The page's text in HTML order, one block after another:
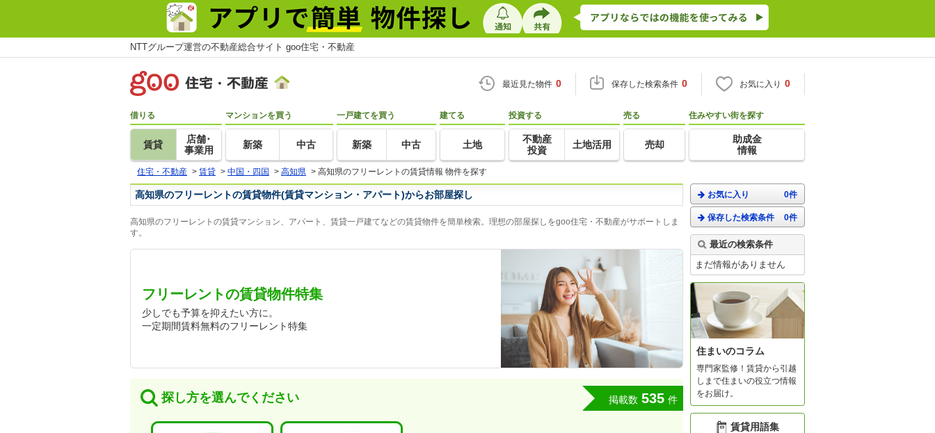
NTTグループ運営の不動産総合サイト goo住宅・不動産
最近見た物件 0 保存した検索条件 0 お気に入り 0
借りる
賃貸
店舗･
事業用
マンションを買う
新築 中古
一戸建てを買う
新築 中古
建てる
土地
投資する
不動産
投資
土地活用
売る
売却
住みやすい街を探す
助成金
情報
住宅・不動産 > 賃貸 > 中国・四国 > 高知県 > 高知県のフリーレントの賃貸情報 物件を探す
高知県のフリーレントの賃貸物件(賃貸マンション・アパート)からお部屋探し
高知県のフリーレントの賃貸マンション、アパート、賃貸一戸建てなどの賃貸物件を簡単検索。理想の部屋探しをgoo住宅・不動産がサポートしま
す。
フリーレントの賃貸物件特集
少しでも予算を抑えたい方に。
一定期間賃料無料のフリーレント特集
探し方を選んでください 掲載数 535 件
お気に入り 0件
保存した検索条件 0件
最近の検索条件
まだ情報がありません
住まいのコラム
専門家監修！賃貸から引越
しまで住まいの役立つ情報
をお届け。
賃貸用語集